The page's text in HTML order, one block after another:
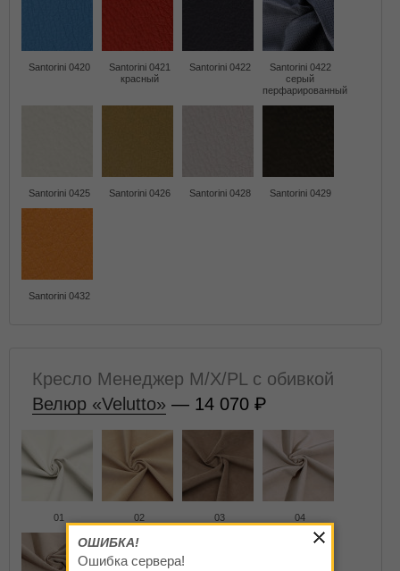
Santorini 0420
Santorini 0421
красный
Santorini 0422
Santorini 0422
серый
перфарированный
Santorini 0425 Santorini 0426 Santorini 0428 Santorini 0429
Santorini 0432
Кресло Менеджер M/X/PL с обивкой
Велюр «Velutto» — 14 070
01 02 03 04
ОШИБКА!
Ошибка сервера!